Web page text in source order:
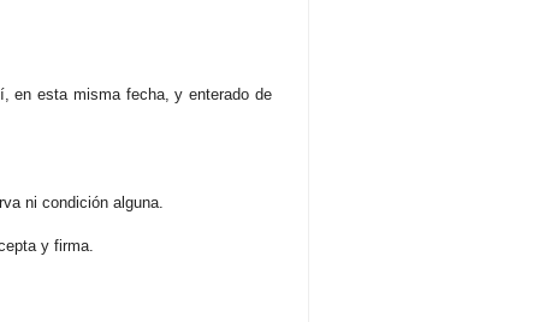
en esta misma fecha, y enterado de
ni condición alguna.
y firma.